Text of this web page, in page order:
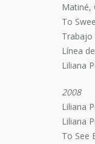
Matiné,
To
Trabajo
Línea
Liliana
2008
Liliana
Liliana
To See